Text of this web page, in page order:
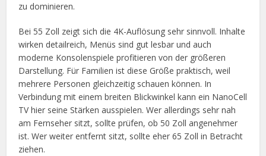
zu dominieren.
Bei 55 Zoll zeigt sich die 4K-Auflösung sehr sinnvoll. Inhalte
wirken detailreich, Menüs sind gut lesbar und auch
moderne Konsolenspiele profitieren von der größeren
Darstellung. Für Familien ist diese Größe praktisch, weil
mehrere Personen gleichzeitig schauen können. In
Verbindung mit einem breiten Blickwinkel kann ein NanoCell
TV hier seine Stärken ausspielen. Wer allerdings sehr nah
am Fernseher sitzt, sollte prüfen, ob 50 Zoll angenehmer
ist. Wer weiter entfernt sitzt, sollte eher 65 Zoll in Betracht
ziehen.